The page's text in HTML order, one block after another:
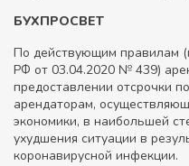
БУХПРОСВЕТ
По действующим правилам
РФ от 03.04.2020 № 439)
предоставлении отсрочки
арендаторам,
экономики, в наибольшей
ухудшения ситуации в
коронавирусной инфекции.